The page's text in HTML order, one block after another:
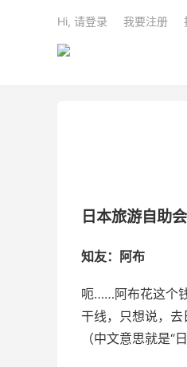
Hi, 请登录 我要注册
日本旅游自助
知友：阿布
呃……阿布花这个
干线，只想说，去
（中文意思就是“